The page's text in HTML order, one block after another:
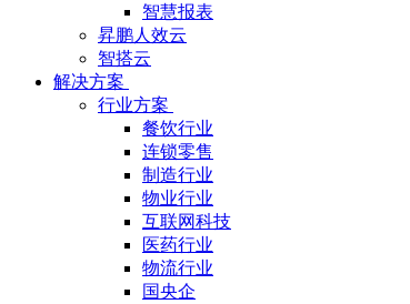
智慧报表
昇鹏人效云
智搭云
解决方案
行业方案
餐饮行业
连锁零售
制造行业
物业行业
互联网科技
医药行业
物流行业
国央企